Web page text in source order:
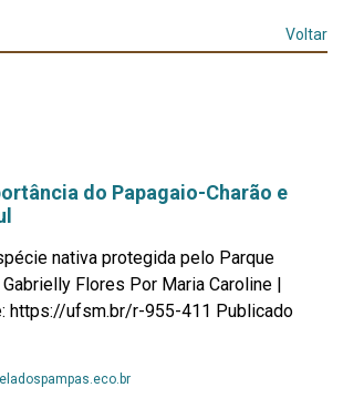
Voltar
do Papagaio-Charão e
nativa protegida pelo Parque
Flores Por Maria Caroline |
https://ufsm.br/r-955-411 Publicado
Leia